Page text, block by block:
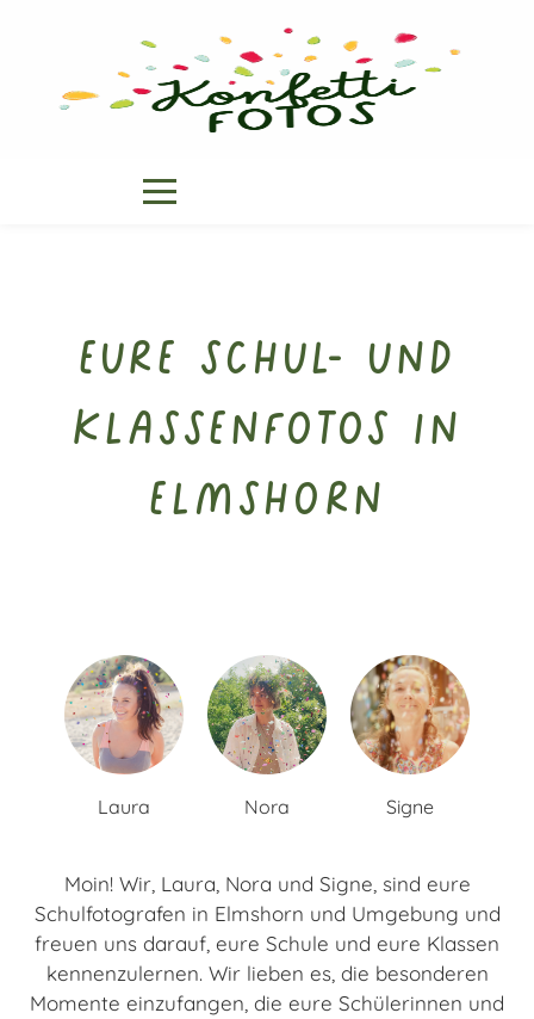
Eure Schul- und
Klassenfotos in
Elmshorn
Laura Nora Signe
Moin! Wir, Laura, Nora und Signe, sind eure
Schulfotografen in Elmshorn und Umgebung und
freuen uns darauf, eure Schule und eure Klassen
kennenzulernen. Wir lieben es, die besonderen
Momente einzufangen, die eure Schülerinnen und